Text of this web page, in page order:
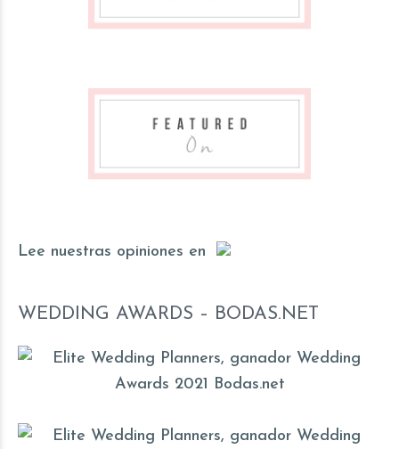
Lee nuestras opiniones en
WEDDING AWARDS – BODAS.NET